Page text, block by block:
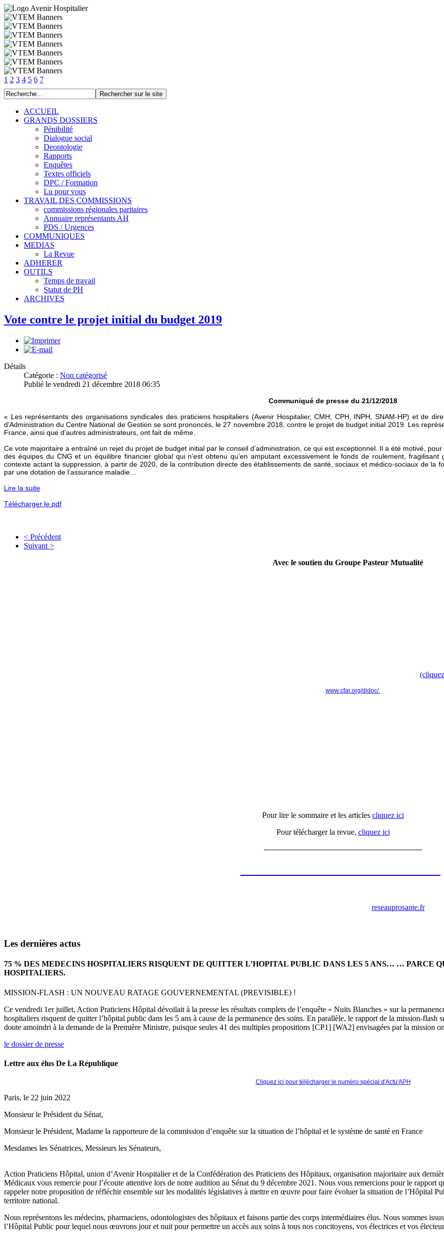
1 2 3 4 5 6 7
ACCUEIL
GRANDS DOSSIERS
Pénibilité
Dialogue social
Deontologie
Rapports
Enquêtes
Textes officiels
DPC / Formation
Lu pour vous
TRAVAIL DES COMMISSIONS
commissions régionales paritaires
Annuaire représentants AH
PDS / Urgences
COMMUNIQUES
MEDIAS
La Revue
ADHERER
OUTILS
Temps de travail
Statut de PH
ARCHIVES
Vote contre le projet initial du budget 2019
Détails
Catégorie : Non catégorisé
Publié le vendredi 21 décembre 2018 06:35
Communiqué de presse du 21/12/2018
« Les représentants des organisations syndicales des praticiens hospitaliers (Avenir Hospitalier, CMH, CPH, INPH, SNAM-HP) et de
d’Administration du Centre National de Gestion se sont prononcés, le 27 novembre 2018, contre le projet de budget initial 2019. Les
France, ainsi que d’autres administrateurs, ont fait de même.
Ce vote majoritaire a entraîné un rejet du projet de budget initial par le conseil d’administration, ce qui est exceptionnel. Il a été motivé,
des équipes du CNG et un équilibre financier global qui n’est obtenu qu’en amputant excessivement le fonds de roulement,
contexte actant la suppression, à partir de 2020, de la contribution directe des établissements de santé, sociaux et médico-sociaux de la
par une dotation de l’assurance maladie…
Lire la suite
Télécharger le pdf
< Précédent
Suivant >
Avec le soutien du Groupe Pasteur Mutualité
www.cfar.org/didoc/
Pour lire le sommaire et les articles cliquez ici
Pour télécharger la revue, cliquez ici
----------------------------------------------------------------
reseauprosante.fr
Les dernières actus
75 % DES MEDECINS HOSPITALIERS RISQUENT DE QUITTER L’HOPITAL PUBLIC DANS LES 5 ANS… … PARCE
HOSPITALIERS.
MISSION-FLASH : UN NOUVEAU RATAGE GOUVERNEMENTAL (PREVISIBLE) !
Ce vendredi 1er juillet, Action Praticiens Hôpital dévoilait à la presse les résultats complets de l’enquête « Nuits Blanches » sur la
hospitaliers risquent de quitter l’hôpital public dans les 5 ans à cause de la permanence des soins. En parallèle, le rapport de la mission-
doute amoindri à la demande de la Première Ministre, puisque seules 41 des multiples propositions [CP1] [WA2] envisagées par la mission
le dossier de presse
Lettre aux élus De La République
Cliquez ici pour télécharger le numéro spécial d'Actu'APH
Paris, le 22 juin 2022
Monsieur le Président du Sénat,
Monsieur le Président, Madame la rapporteure de la commission d’enquête sur la situation de l’hôpital et le système de santé en France
Mesdames les Sénatrices, Messieurs les Sénateurs,
Action Praticiens Hôpital, union d’Avenir Hospitalier et de la Confédération des Praticiens des Hôpitaux, organisation majoritaire aux
Médicaux vous remercie pour l’écoute attentive lors de notre audition au Sénat du 9 décembre 2021. Nous vous remercions pour le rapport
rappeler notre proposition de réfléchir ensemble sur les modalités législatives à mettre en œuvre pour faire évoluer la situation de l’Hôpital
territoire national.
Nous représentons les médecins, pharmaciens, odontologistes des hôpitaux et faisons partie des corps intermédiaires élus. Nous sommes
l’Hôpital Public pour lequel nous œuvrons jour et nuit pour permettre un accès aux soins à tous nos concitoyens, vos électrices et vos